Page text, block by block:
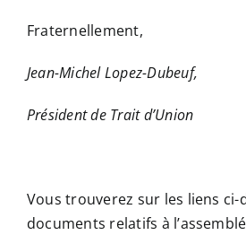
Fraternellement,
Jean-Michel Lopez-Dubeuf,
Président de Trait d’Union
Vous trouverez sur les liens ci-
documents relatifs à